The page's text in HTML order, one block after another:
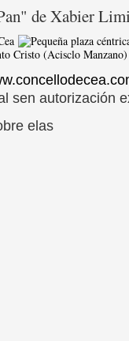
de Xabier
sen autorización
elas